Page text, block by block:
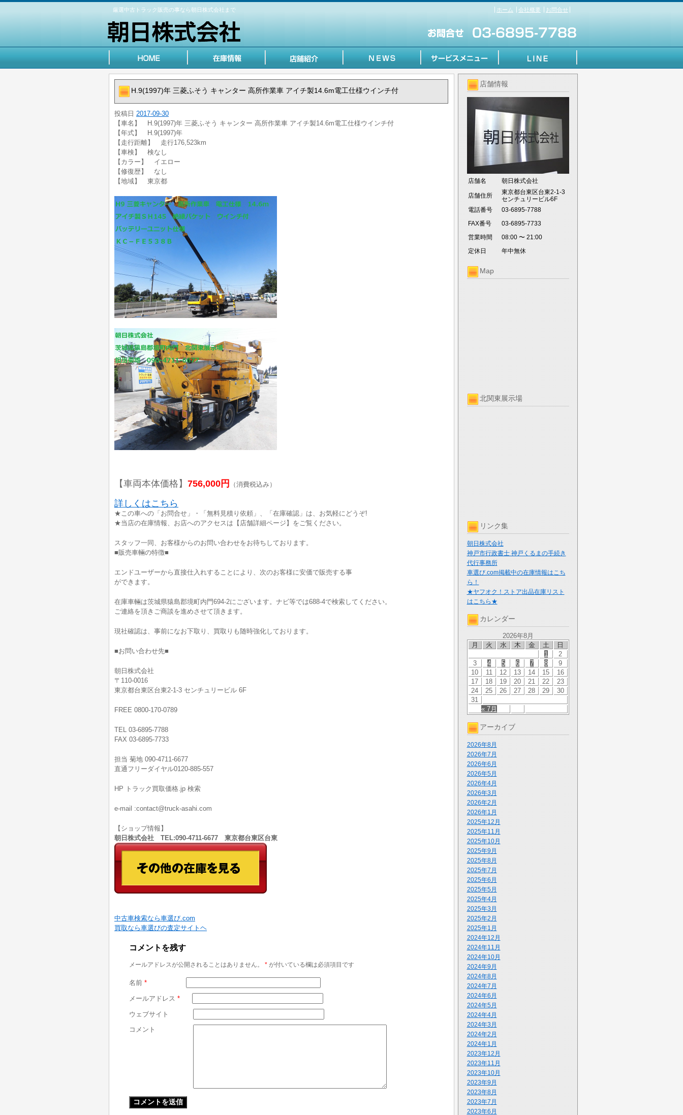
厳選中古トラック販売の事なら朝日株式会社まで ホーム 会社概要 お問合せ
店舗情報
店舗名 朝日株式会社
店舗住所
東京都台東区台東2-1-3
センチュリービル6F
電話番号
03-6895-7788
FAX番号
03-6895-7733
営業時間
08:00 〜 21:00
定休日
年中無休
Map
北関東展示場
リンク集
朝日株式会社
神戸市行政書士 神戸くるまの手続き
代行事務所
車選び.com掲載中の在庫情報はこち
ら！
★ヤフオク！ストア出品在庫リスト
はこちら★
カレンダー
2026年8月
月
火 水 木 金 土 日
« 7月
1
2
3
4 5 6 7 8
9
10
11 12 13 14 15
16
17
18 19 20 21 22
23
24
25 26 27 28 29
30
31
アーカイブ
2026年8月
2026年7月
2026年6月
2026年5月
2026年4月
2026年3月
2026年2月
2026年1月
2025年12月
2025年11月
2025年10月
2025年9月
2025年8月
2025年7月
2025年6月
2025年5月
2025年4月
2025年3月
2025年2月
2025年1月
2024年12月
2024年11月
2024年10月
2024年9月
2024年8月
2024年7月
2024年6月
2024年5月
2024年4月
2024年3月
2024年2月
2024年1月
2023年12月
2023年11月
2023年10月
2023年9月
2023年8月
2023年7月
2023年6月
H.9(1997)年 三菱ふそう キャンター 高所作業車 アイチ製14.6m電工仕様ウインチ付
投稿日 2017-09-30
【車名】 H.9(1997)年 三菱ふそう キャンター 高所作業車 アイチ製14.6m電工仕様ウインチ付
【年式】 H.9(1997)年
【走行距離】 走行176,523km
【車検】 検なし
【カラー】 イエロー
【修復歴】 なし
【地域】 東京都
【車両本体価格】 756,000円 （消費税込み）
詳しくはこちら
★この車への「お問合せ」・「無料見積り依頼」、「在庫確認」は、お気軽にどうぞ!
★当店の在庫情報、お店へのアクセスは【店舗詳細ページ】をご覧ください。
スタッフ一同、お客様からのお問い合わせをお待ちしております。
■販売車輛の特徴■
エンドユーザーから直接仕入れすることにより、次のお客様に安価で販売する事
ができます。
在庫車輛は茨城県猿島郡境町内門694-2にございます。ナビ等では688-4で検索してください。
ご連絡を頂きご商談を進めさせて頂きます。
現社確認は、事前になお下取り、買取りも随時強化しております。
■お問い合わせ先■
朝日株式会社
〒110-0016
東京都台東区台東2-1-3 センチュリービル 6F
FREE 0800-170-0789
TEL 03-6895-7788
FAX 03-6895-7733
担当 菊地 090-4711-6677
直通フリーダイヤル0120-885-557
HP トラック買取価格.jp 検索
e-mail :contact@truck-asahi.com
【ショップ情報】
朝日株式会社 TEL:090-4711-6677 東京都台東区台東
中古車検索なら車選び.com
買取なら車選びの査定サイトヘ
コメントを残す
メールアドレスが公開されることはありません。 * が付いている欄は必須項目です
名前 *
メールアドレス *
ウェブサイト
コメント